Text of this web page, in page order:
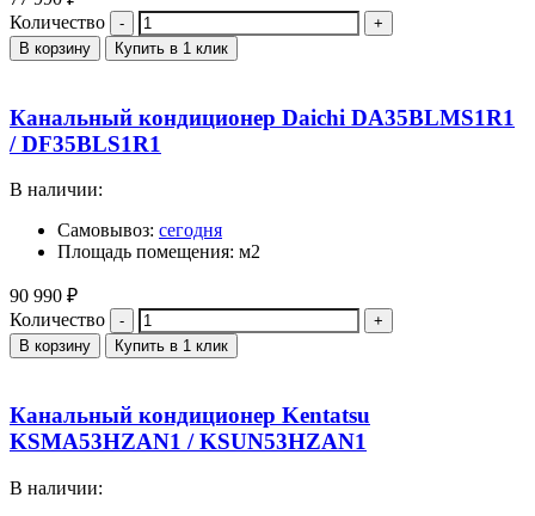
Количество
В корзину Купить в 1 клик
Канальный кондиционер Daichi DA35BLMS1R1
/ DF35BLS1R1
В наличии:
Самовывоз: сегодня
Площадь помещения: м2
90 990 ₽
Количество
В корзину Купить в 1 клик
Канальный кондиционер Kentatsu
KSMA53HZAN1 / KSUN53HZAN1
В наличии: